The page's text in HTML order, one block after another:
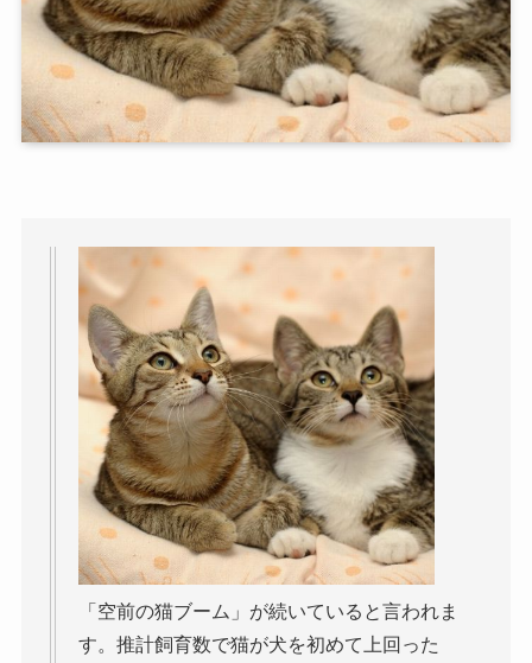
「空前の猫ブーム」が続いていると言われま
す。推計飼育数で猫が犬を初めて上回った